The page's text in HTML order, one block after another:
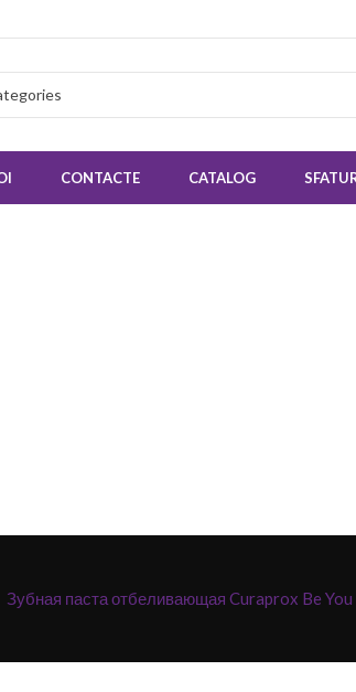
CONTACTE CATALOG
Зубная паста отбеливающая Curaprox Be